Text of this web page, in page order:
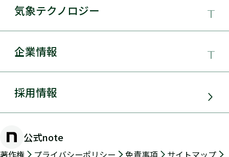
太陽光発電
環境アセスメント
防災・危機管理・気候変動対策
気象テクノロジー
気象テクノロジー
総合数値気象予測システムSYNFOS
物理学的手法とAIを用いた日射量の短時間予測
手法の開発
企業情報
日本気象協会とは
組織概要
沿革
採用情報
公式note
著作権 プライバシーポリシー 免責事項 サイトマップ